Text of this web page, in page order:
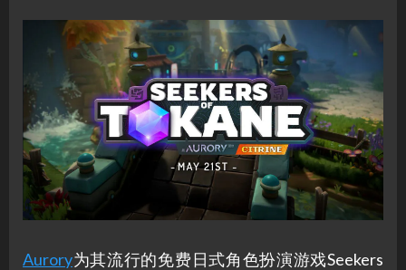
Aurory为其流行的免费日式角色扮演游戏Seekers